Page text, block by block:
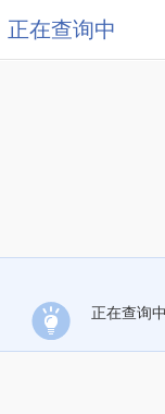
正在查询中
正在查询